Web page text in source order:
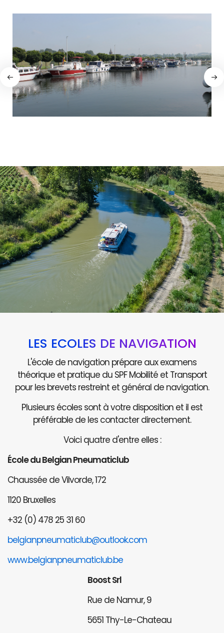
LES ÉCOLES DE NAVIGATION
L'école de navigation prépare aux examens
théorique et pratique du SPF Mobilité et Transport
pour les brevets restreint et général de navigation.
Plusieurs écoles sont à votre disposition et il est
préférable de les contacter directement.
Voici quatre d'entre elles :
École du Belgian Pneumaticlub
Chaussée de Vilvorde, 172
1120 Bruxelles
+32 (0) 478 25 31 60
belgianpneumaticlub@outlook.com
www.belgianpneumaticlub.be
Boost Srl
Rue de Namur, 9
5651 Thy-Le-Chateau